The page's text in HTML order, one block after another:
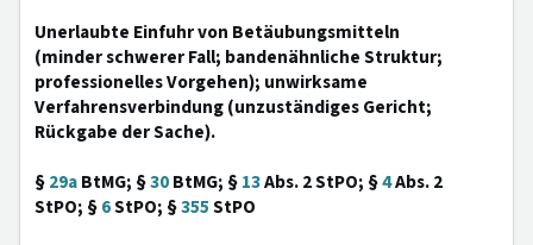
Unerlaubte Einfuhr von Betäubungsmitteln
(minder schwerer Fall; bandenähnliche Struktur;
professionelles Vorgehen); unwirksame
Verfahrensverbindung (unzuständiges Gericht;
Rückgabe der Sache).
§29aBtMG; §30BtMG; §13Abs. 2 StPO; §4Abs. 2
StPO; §6StPO; §355StPO